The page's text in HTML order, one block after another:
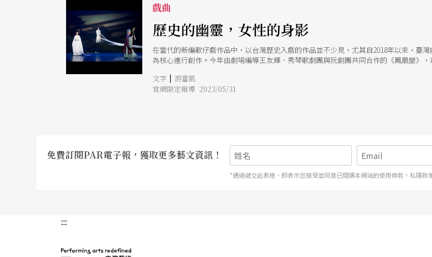
戲曲
歷史的幽靈，女性的身影
在當代的新編歌仔戲作品中，以台灣歷史入戲的作品並不少見，尤其自2018年以來，臺
為核心進行創作。今年由劇場編導王友輝、秀琴歌劇團與阮劇團共同合作的《鳳凰變》
與作用下，鄭成功及其家族所衍伸的人文軼事，經常被改編成戲劇作品。經由不同創作
「民族英雄」鄭成功的神聖形象，逐漸打破單一的／漢民族的文化史觀，進而建構出貼
子內在心境與情感深處的引路者。更重要的是，昭娘作為人倫悲劇的犧牲者，也揭示家
色人物，即在這兩個鬼魂的糾纏與伴隨之下，呈現出各自的無奈、掙扎與犧牲。
文字 | 游富凱
官網限定報導 2023/05/31
免費訂閱PAR電子報，獲取更多藝文資訊！
*通過遞交此表格，即表示您接受並同意已閱讀本網站的使用條款，私隱政
:::